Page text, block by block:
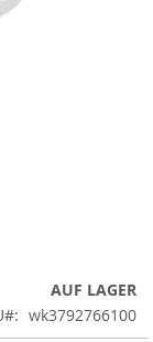
AUF LAGER
wk3792766100